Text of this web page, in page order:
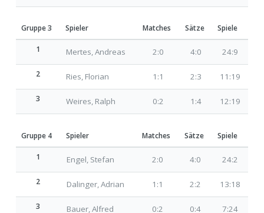
Gruppe 3 Spieler Matches Sätze Spiele
1 Mertes, Andreas 2:0 4:0 24:9
2 Ries, Florian 1:1 2:3 11:19
3 Weires, Ralph 0:2 1:4 12:19
Gruppe 4 Spieler Matches Sätze Spiele
1 Engel, Stefan 2:0 4:0 24:2
2 Dalinger, Adrian 1:1 2:2 13:18
3 Bauer, Alfred 0:2 0:4 7:24